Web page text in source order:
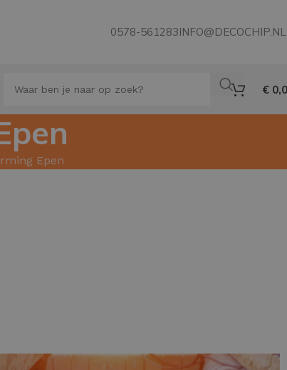
0578-561283INFO@DECOCHIP.NL
€
Epen